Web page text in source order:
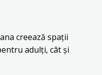
creează spații
adulți, cât și